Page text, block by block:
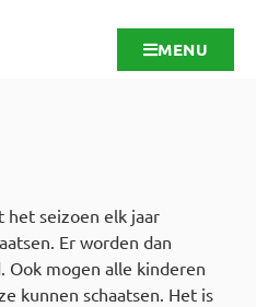
MENU
het seizoen elk jaar
Er worden dan
Ook mogen alle kinderen
kunnen schaatsen. Het is